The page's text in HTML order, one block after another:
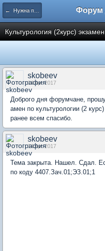
← Нужна помощь
Культурология (2курс) экзамен
skobeev
14 Apr 2017
Доброго дня форумчане,
амен по культурологии (2
ранее всем спасибо.
skobeev
14 Apr 2017
Тема закрыта. Нашел. Сдал.
по коду 4407.Зач.01;ЭЗ.01;1